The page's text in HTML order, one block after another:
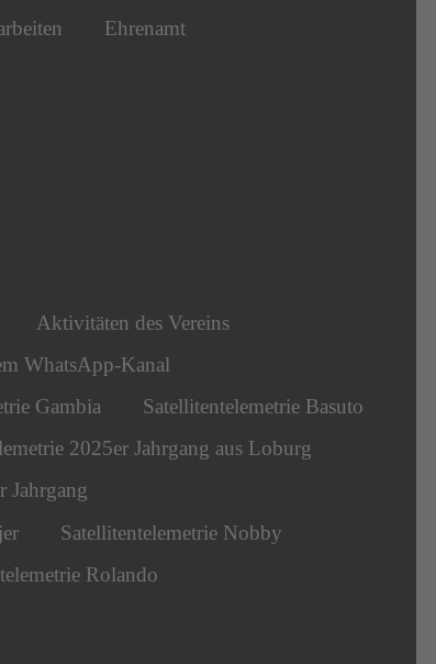
Ehrenamt
Aktivitäten des Vereins
WhatsApp-Kanal
Gambia
Satellitentelemetrie Basuto
2025er Jahrgang aus Loburg
Jahrgang
Satellitentelemetrie Nobby
Rolando